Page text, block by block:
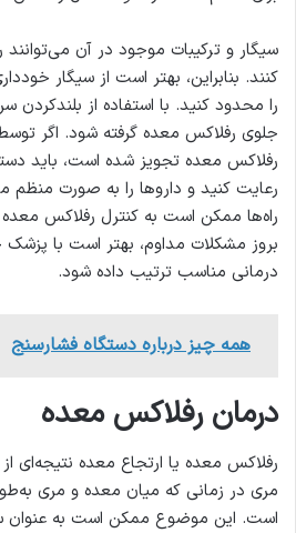
سیگار و ترکیبات موجود در آن
کنند. بنابراین، بهتر است از سیگار
را محدود کنید. با استفاده از
جلوی رفلاکس معده گرفته شود. اگر
رفلاکس معده تجویز شده است، باید
رعایت کنید و داروها را به صورت
راه‌ها ممکن است به کنترل رفلاکس
بروز مشکلات مداوم، بهتر است با پزشک
درمانی مناسب ترتیب داده شود.
همه چیز درباره دستگاه فشارسنج
درمان رفلاکس معده
رفلاکس معده یا ارتجاع معده نتیجه‌ای
مری در زمانی که میان معده و مری
است. این موضوع ممکن است به